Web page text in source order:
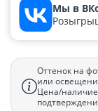
Мы в
Оттенок на
или
Цена/